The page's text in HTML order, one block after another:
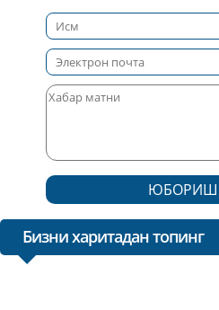
ЮБОРИШ
Бизни харитадан топинг